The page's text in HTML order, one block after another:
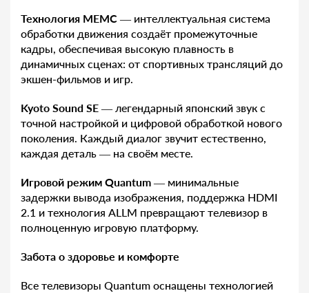
Технология MEMC — интеллектуальная система
обработки движения создаёт промежуточные
кадры, обеспечивая высокую плавность в
динамичных сценах: от спортивных трансляций до
экшен-фильмов и игр.
Kyoto Sound SE — легендарный японский звук с
точной настройкой и цифровой обработкой нового
поколения. Каждый диалог звучит естественно,
каждая деталь — на своём месте.
Игровой режим Quantum — минимальные
задержки вывода изображения, поддержка HDMI
2.1 и технология ALLM превращают телевизор в
полноценную игровую платформу.
Забота о здоровье и комфорте
Все телевизоры Quantum оснащены технологией